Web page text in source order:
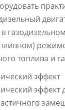
газодизельном
топлива и
эффект
эффект